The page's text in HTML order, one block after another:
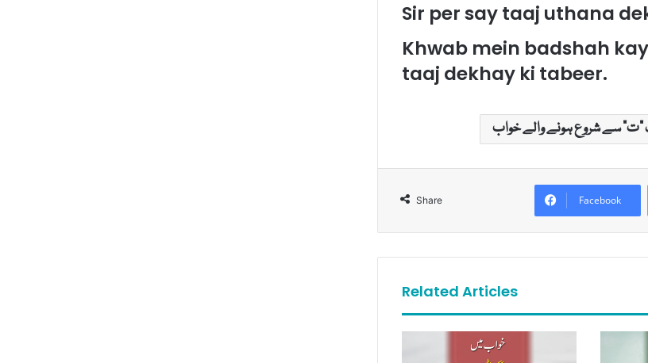
Sir per say taaj uthana
Khwab mein badshah
taaj dekhay ki tabeer.
سے شروع ہونے والے خواب
Share Facebook
Related Articles